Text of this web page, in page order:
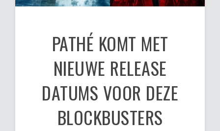
PATHÉ KOMT MET
NIEUWE RELEASE
DATUMS VOOR DEZE
BLOCKBUSTERS